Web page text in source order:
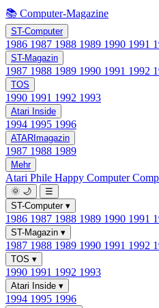
📚 Computer-Magazine
ST-Computer
1986 1987 1988 1989 1990 1991
ST-Magazin
1987 1988 1989 1990 1991 1992
TOS
1990 1991 1992 1993
Atari Inside
1994 1995 1996
ATARImagazin
1987 1988 1989
Mehr
Atari Phile Happy Computer
🌞 🌙
☰
ST-Computer ▾
1986 1987 1988 1989 1990 1991
ST-Magazin ▾
1987 1988 1989 1990 1991 1992
TOS ▾
1990 1991 1992 1993
Atari Inside ▾
1994 1995 1996